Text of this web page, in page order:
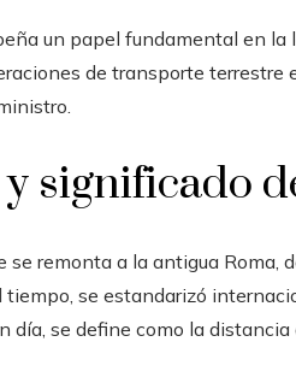
un papel fundamental en la
de transporte
significado
se remonta a la antigua Roma,
tiempo, se estandarizó
día, se define como la